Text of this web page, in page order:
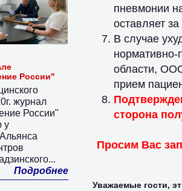
пневмонии
оставляет
В случае
нормативно-
области,
прием
сторона
Просим Вас
Уважаемые гости,
России"
журнал
России"
у
Подробнее